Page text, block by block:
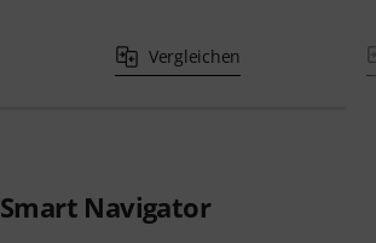
Vergleichen
Smart Navigator